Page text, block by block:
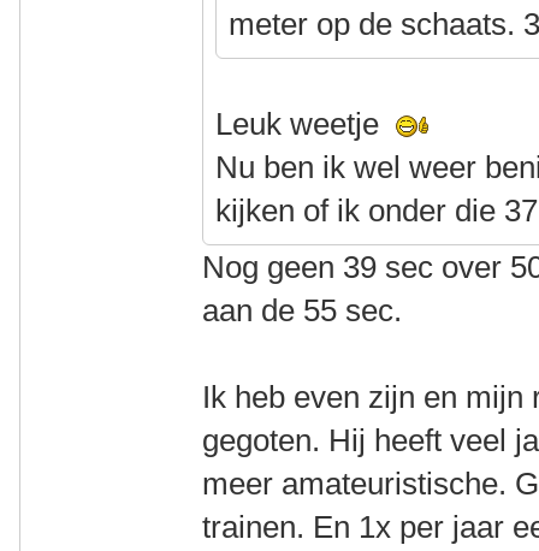
meter op de schaats.
Leuk weetje
Nu ben ik wel weer
kijken of ik onder die
Nog geen 39 sec over
aan de 55 sec.
Ik heb even zijn en
gegoten. Hij heeft veel
meer amateuristische.
trainen. En 1x per jaar